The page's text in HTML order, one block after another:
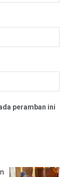
peramban ini